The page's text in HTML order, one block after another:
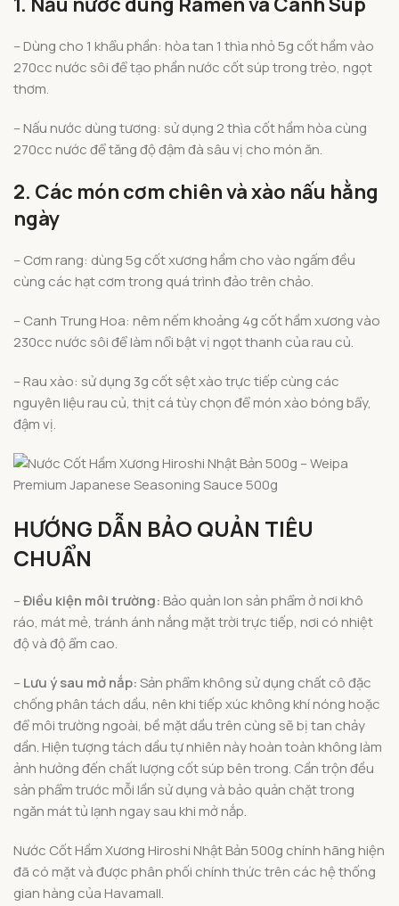
– Dùng cho 1 khẩu phần: hòa tan 1 thìa nhỏ 5g cốt hầm vào
270cc nước sôi để tạo phần nước cốt súp trong trẻo, ngọt
thơm.
– Nấu nước dùng tương: sử dụng 2 thìa cốt hầm hòa cùng
270cc nước để tăng độ đậm đà sâu vị cho món ăn.
2. Các món cơm chiên và xào nấu hằng
ngày
– Cơm rang: dùng 5g cốt xương hầm cho vào ngấm đều
cùng các hạt cơm trong quá trình đảo trên chảo.
– Canh Trung Hoa: nêm nếm khoảng 4g cốt hầm xương vào
230cc nước sôi để làm nổi bật vị ngọt thanh của rau củ.
– Rau xào: sử dụng 3g cốt sệt xào trực tiếp cùng các
nguyên liệu rau củ, thịt cá tùy chọn để món xào bóng bẩy,
đậm vị.
HƯỚNG DẪN BẢO QUẢN TIÊU
CHUẨN
–Điều kiện môi trường: Bảo quản lon sản phẩm ở nơi khô
ráo, mát mẻ, tránh ánh nắng mặt trời trực tiếp, nơi có nhiệt
độ và độ ẩm cao.
–Lưu ý sau mở nắp:Sản phẩm không sử dụng chất cô đặc
chống phân tách dầu, nên khi tiếp xúc không khí nóng hoặc
để môi trường ngoài, bề mặt dầu trên cùng sẽ bị tan chảy
dần. Hiện tượng tách dầu tự nhiên này hoàn toàn không làm
ảnh hưởng đến chất lượng cốt súp bên trong. Cần trộn đều
sản phẩm trước mỗi lần sử dụng và bảo quản chặt trong
ngăn mát tủ lạnh ngay sau khi mở nắp.
Nước Cốt Hầm Xương Hiroshi Nhật Bản 500g chính hãng hiện
đã có mặt và được phân phối chính thức trên các hệ thống
gian hàng của Havamall.